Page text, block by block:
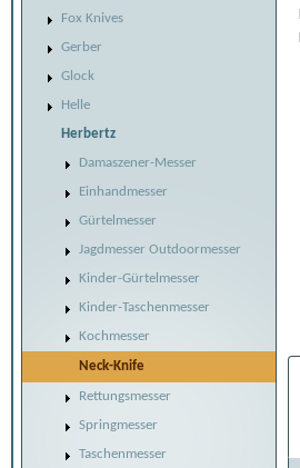
Fox Knives
Gerber
Glock
Helle
Herbertz
Damaszener-Messer
Einhandmesser
Gürtelmesser
Jagdmesser Outdoormesser
Kinder-Gürtelmesser
Kinder-Taschenmesser
Kochmesser
Neck-Knife
Rettungsmesser
Springmesser
Taschenmesser